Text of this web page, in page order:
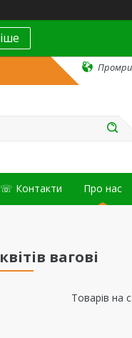
☏ Контакти Про нас
вагові